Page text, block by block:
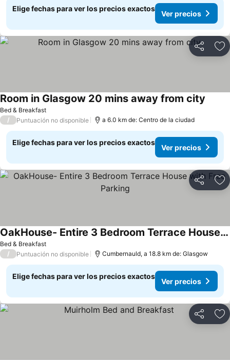
Elige fechas para ver los precios exactos
Ver precios
Compartir
Bed & Breakfast
Room in Glasgow 20 mins away from city
/ Puntuación no disponible a 6.0 km de: Centro de la ciudad
Elige fechas para ver los precios exactos
Ver precios
Compartir
Bed & Breakfast
OakHouse- Entire 3 Bedroom Terrace House with Free Parking
/ Puntuación no disponible Cumbernauld, a 18.8 km de: Glasgow
Elige fechas para ver los precios exactos
Ver precios
Compartir